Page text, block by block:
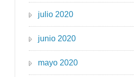
julio 2020
junio 2020
mayo 2020